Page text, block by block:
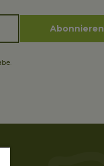
Abonnieren